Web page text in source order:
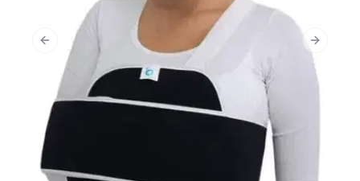
Previous slide Next